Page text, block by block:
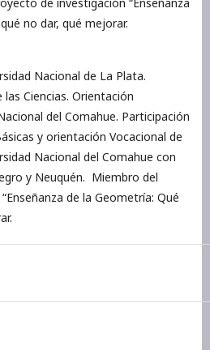
no dar, qué mejorar.
Nacional de La Plata.
Ciencias. Orientación
del Comahue. Participación
y orientación Vocacional de
Nacional del Comahue con
y Neuquén. Miembro del
de la Geometría: Qué